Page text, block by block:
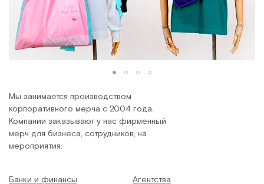
Мы занимается производством
корпоративного мерча с 2004 года.
Компании заказывают у нас фирменный
мерч для бизнеса, сотрудников, на
мероприятия.
Банки и финансы
Агентства